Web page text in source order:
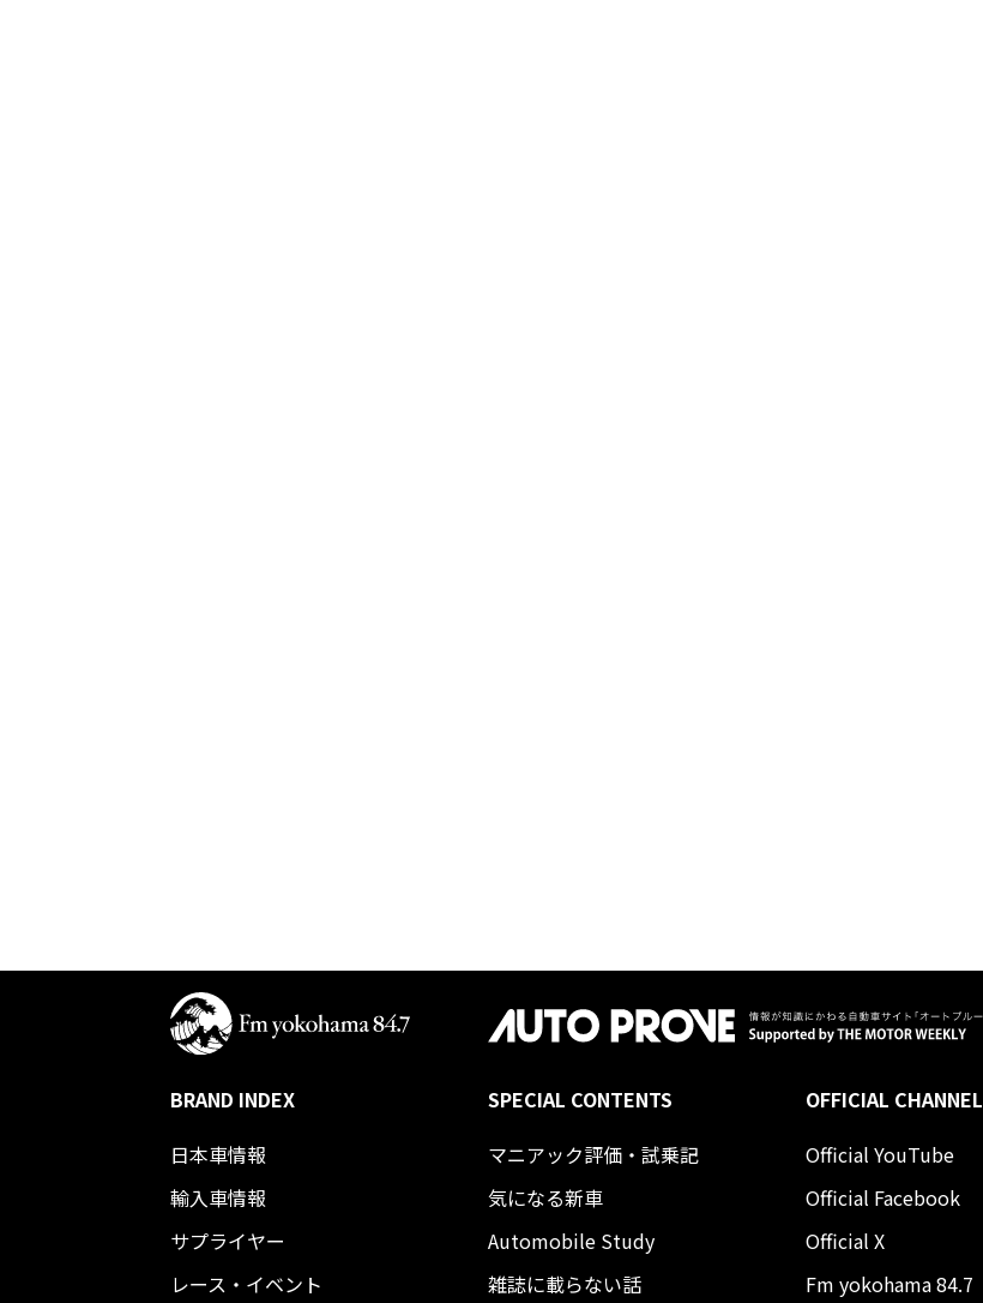
BRAND INDEX
日本車情報​
輸入車情報
サプライヤー
レース・イベント
SPECIAL CONTENTS
マニアック評価・試乗記
気になる新車
Automobile Study
雑誌に載らない話
OFFICIAL CHANNEL
Official YouTube
Official Facebook
Official X
Fm yokohama 84.7